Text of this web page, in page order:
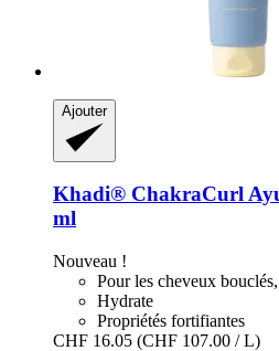
Ajouter
Khadi® ChakraCurl
ml
Nouveau !
Pour les cheveux
Hydrate
Propriétés fortifiantes
CHF 16.05 (CHF 107.00 / L)